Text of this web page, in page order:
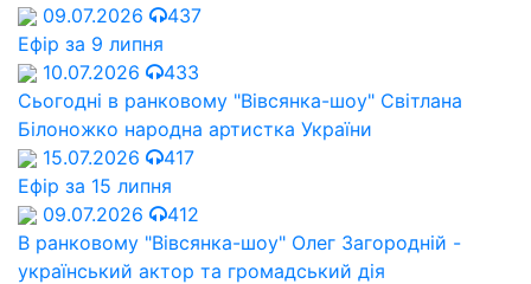
09.07.2026
437
Ефір за 9 липня
10.07.2026
433
Сьогодні в ранковому "Вівсянка-шоу" Cвітлана
Білоножко народна артистка України
15.07.2026
417
Ефір за 15 липня
09.07.2026
412
В ранковому "Вівсянка-шоу" Олег Загородній -
український актор та громадський дія